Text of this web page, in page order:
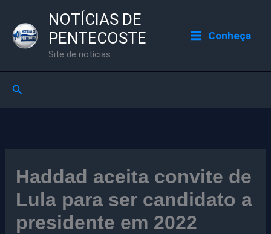
para
NOTÍCIAS DE
PENTECOSTE
Site de notícias
Conheça
Pesquisar
Haddad aceita convite de
Lula para ser candidato a
presidente em 2022